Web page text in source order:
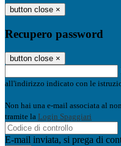
button close ×
Recupero password
button close ×
all'indirizzo indicato con le
Non hai una e-mail associata al
tramite la Login Spaggiari
E-mail inviata, si prega di